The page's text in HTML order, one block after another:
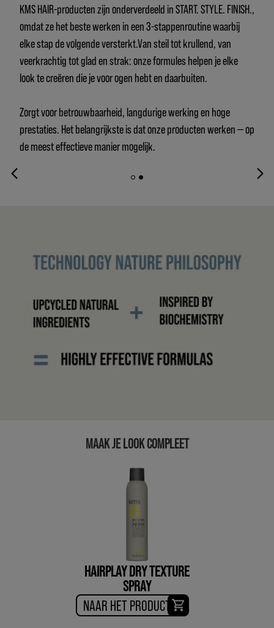
KMS HAIR-producten zijn onderverdeeld in START. STYLE. FINISH.,
omdat ze het beste werken in een 3-stappenroutine waarbij
elke stap de volgende versterkt.Van steil tot krullend, van
veerkrachtig tot glad en strak: onze formules helpen je elke
look te creëren die je voor ogen hebt en daarbuiten.
Zorgt voor betrouwbaarheid, langdurige werking en hoge
prestaties. Het belangrijkste is dat onze producten werken — op
de meest effectieve manier mogelijk.
MAAK JE LOOK COMPLEET
HAIRPLAY DRY TEXTURE
SPRAY
NAAR HET PRODUCT